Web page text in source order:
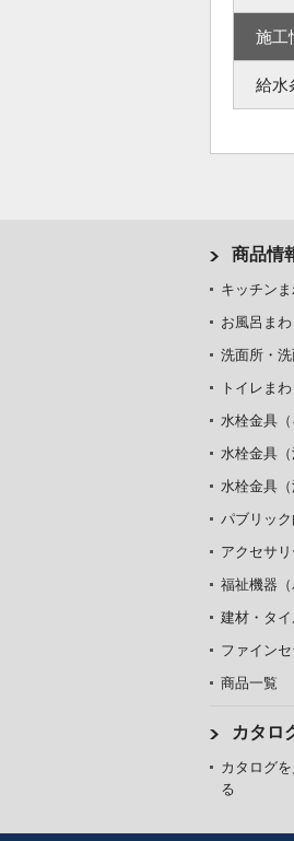
施工
給水
商品情
キッチン
お風呂ま
洗面所・
トイレま
水栓金具（
水栓金具（
水栓金具（
パブリッ
アクセサリ
福祉機器（
建材・タ
ファイン
商品一覧
カタロ
カタログ
る